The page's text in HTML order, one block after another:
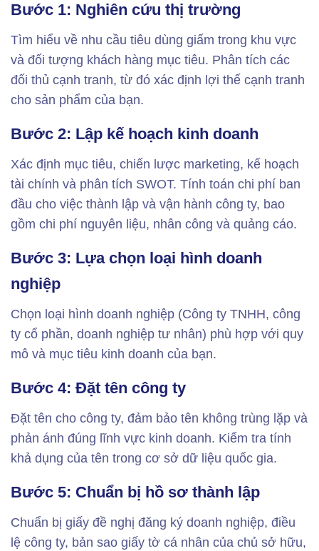
Bước 1: Nghiên cứu thị trường
Tìm hiểu về nhu cầu tiêu dùng giấm trong khu vực
và đối tượng khách hàng mục tiêu. Phân tích các
đối thủ cạnh tranh, từ đó xác định lợi thế cạnh tranh
cho sản phẩm của bạn.
Bước 2: Lập kế hoạch kinh doanh
Xác định mục tiêu, chiến lược marketing, kế hoạch
tài chính và phân tích SWOT. Tính toán chi phí ban
đầu cho việc thành lập và vận hành công ty, bao
gồm chi phí nguyên liệu, nhân công và quảng cáo.
Bước 3: Lựa chọn loại hình doanh
nghiệp
Chọn loại hình doanh nghiệp (Công ty TNHH, công
ty cổ phần, doanh nghiệp tư nhân) phù hợp với quy
mô và mục tiêu kinh doanh của bạn.
Bước 4: Đặt tên công ty
Đặt tên cho công ty, đảm bảo tên không trùng lặp và
phản ánh đúng lĩnh vực kinh doanh. Kiểm tra tính
khả dụng của tên trong cơ sở dữ liệu quốc gia.
Bước 5: Chuẩn bị hồ sơ thành lập
Chuẩn bị giấy đề nghị đăng ký doanh nghiệp, điều
lệ công ty, bản sao giấy tờ cá nhân của chủ sở hữu,